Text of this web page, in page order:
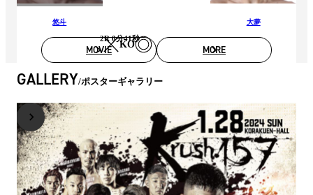
悠斗
KO
2R 0分41秒
大夢
MOVIE MORE
GALLERY ポスターギャラリー